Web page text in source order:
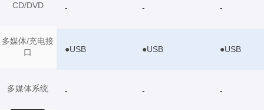
CD/DVD
多媒体/充电接
口
多媒体系统
- - -
●USB ●USB ●USB
- - -